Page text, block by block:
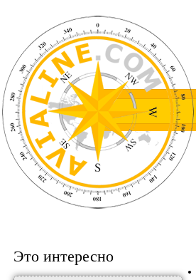
Это интересно